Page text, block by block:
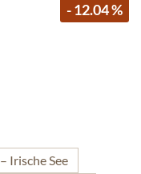
- 12.04 %
Irische See